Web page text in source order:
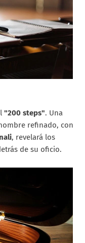
"200 steps". Una
refinado, con
, revelará los
de su oficio.